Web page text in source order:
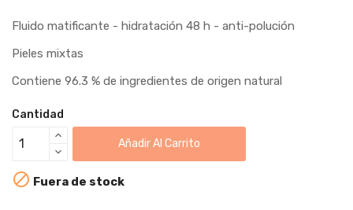
Fluido matificante - hidratación 48 h - anti-polución
Pieles mixtas
Contiene 96.3 % de ingredientes de origen natural
Cantidad
Añadir Al Carrito
 Fuera de stock